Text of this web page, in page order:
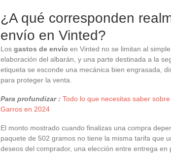
¿A qué corresponden
envío en Vinted?
Los gastos de envío en Vinted no se limitan al
elaboración del albarán, y una parte destinada a la
etiqueta se esconde una mecánica bien engrasada,
para proteger la venta.
Para profundizar : Todo lo que necesitas saber
Garros en 2024
El monto mostrado cuando finalizas una compra
paquete de 502 gramos no tiene la misma tarifa que
deseos del comprador, una elección entre entrega